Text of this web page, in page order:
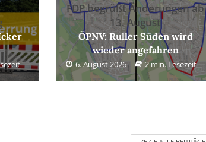
FDP begrüßt Änderungen ab
13. August
ÖPNV: Ruller Süden wird
wieder angefahren
6. August 2026 2 min. Lesezeit